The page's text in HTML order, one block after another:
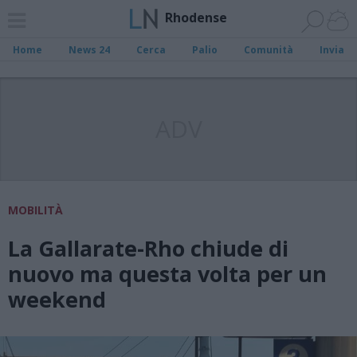
Rhodense
Home News 24 Cerca Palio Comunità Invia
MOBILITÀ
La Gallarate-Rho chiude di
nuovo ma questa volta per un
weekend